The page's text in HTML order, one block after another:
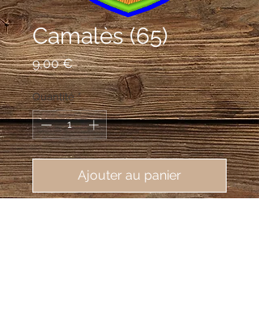
Camalès (65)
9,00 €Prix
Quantité *
Ajouter au panier